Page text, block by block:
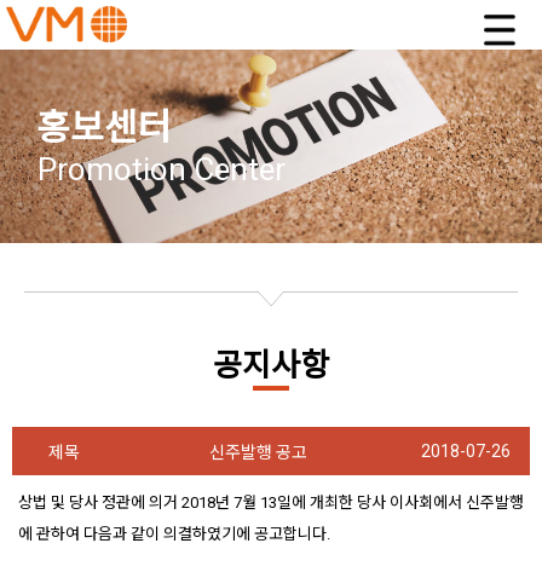
홍보센터
Promotion Center
공지사항
제목 신주발행 공고 2018-07-26
상법 및 당사 정관에 의거 2018년 7월 13일에 개최한 당사 이사회에서 신주발행
에 관하여 다음과 같이 의결하였기에 공고합니다.